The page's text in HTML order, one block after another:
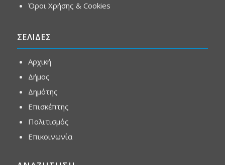
Όροι Χρήσης & Cookies
ΣΕΛΙΔΕΣ
Αρχική
Δήμος
Δημότης
Επισκέπτης
Πολιτισμός
Επικοινωνία